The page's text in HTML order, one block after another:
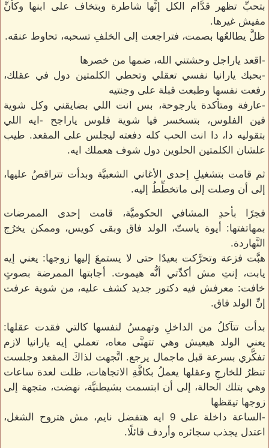
بتحبِّ تظهر قدَّام الكل إنَّها شاطرة وبتخاف على ابنها وكأنِّ
مفيش غيرها.
ظلَّ يطالعُها بصمت، فتراجعت إلى الخلفِ تسحبه، تحاوط عنقه.
-اقعد ياراجل وحشتني الله، ضمها من خصرها
-بحبك يارانيا نفسي تعقلي وتحطي الكلمتين دول في عقلك،
رفعت نفسها وطبعت قبلة على وجنتيه
-عارفة ومتأكدة يارجوحة، بس انت اللي بضايقني وكل شوية
فين الفلوس، بتسخسر فيا شوية فلوس ياراجح -ايه اللي
بتقوليه دا، دا انت الحب كله دفعته ليجلس على المقعد. طيب
علشان الكلمتين الحلوين دول شوف هعملك ايه.
ثم قامت بتشغيلِ إحدى الأغاني الشعبيَّة وبدأت تتراقصُ عليها،
إلى أن وصلت إلى ماتخطِّطُ إليه.
فجرًا بأحدِ المشافي الحكوميَّة، قامت إحدى الممرضات
بمهاتفتها: أيوة ياستّ، الولد فاق وبقى كويس، وممكن يخرُج
النَّهاردة.
هبَّت فزعة وتحرَّكت بعيدًا حتى لا يستمعَ إليها زوجها: يعني إيه
يابت، إنتِ مش أكدِّتي أنُّه هيموت. أجابتها الممرضة بصوتٍ
خافت: معرفش فيه دكتور جديد كشف عليه، من شوية عرفت
إنِّ الولد فاق.
بدأت تتآكلُ من الداخلِ وتهمسُ لنفسها كالتي فقدت عقلها:
يعني الولد هيعيش وهي تتهنَّى معاه، تعملي إيه يارانيا لازم
تفكَّري بسرعة قبل ماجمال يرجع. اتَّجهت لذاكَ المقعد وجلست
تنظرُ للخارجِ وعقلها يعملُ بكافَّةِ الاتجاهات، ظلت لعدة ساعات
وهي بتلك الحالة، إلى أن ابتسمت بشيطنيَّة، نهضت، متجهة إلى
زوجها تيقظها
-الساعة داخلة على 9 ايه هتفضل نايم، مش هتروح الشغل،
اعتدل يجذب سجائره وأردف قائلًا.